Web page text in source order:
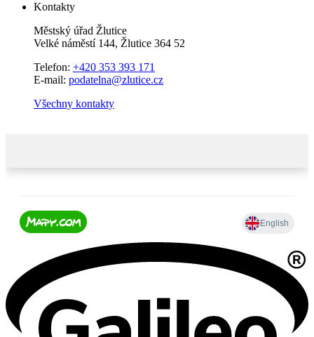
Kontakty
Městský úřad Žlutice
Velké náměstí 144, Žlutice 364 52
Telefon: +420 353 393 171
E-mail: podatelna@zlutice.cz
Všechny kontakty